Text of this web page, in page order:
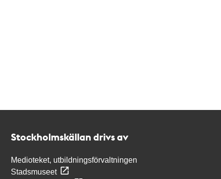
Stockholmskällan drivs av
Medioteket, utbildningsförvaltningen
Stadsmuseet